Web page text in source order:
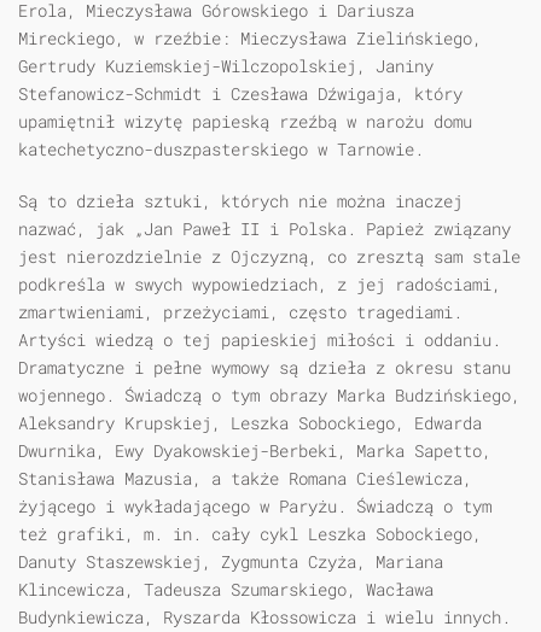
Erola, Mieczysława Górowskiego i Dariusza
Mireckiego, w rzeźbie: Mieczysława Zielińskiego,
Gertrudy Kuziemskiej-Wilczopolskiej, Janiny
Stefanowicz-Schmidt i Czesława Dźwigaja, który
upamiętnił wizytę papieską rzeźbą w narożu domu
katechetyczno-duszpasterskiego w Tarnowie.
Są to dzieła sztuki, których nie można inaczej
nazwać, jak „Jan Paweł II i Polska. Papież związany
jest nierozdzielnie z Ojczyzną, co zresztą sam stale
podkreśla w swych wypowiedziach, z jej radościami,
zmartwieniami, przeżyciami, często tragediami.
Artyści wiedzą o tej papieskiej miłości i oddaniu.
Dramatyczne i pełne wymowy są dzieła z okresu stanu
wojennego. Świadczą o tym obrazy Marka Budzińskiego,
Aleksandry Krupskiej, Leszka Sobockiego, Edwarda
Dwurnika, Ewy Dyakowskiej-Berbeki, Marka Sapetto,
Stanisława Mazusia, a także Romana Cieślewicza,
żyjącego i wykładającego w Paryżu. Świadczą o tym
też grafiki, m. in. cały cykl Leszka Sobockiego,
Danuty Staszewskiej, Zygmunta Czyża, Mariana
Klincewicza, Tadeusza Szumarskiego, Wacława
Budynkiewicza, Ryszarda Kłossowicza i wielu innych.